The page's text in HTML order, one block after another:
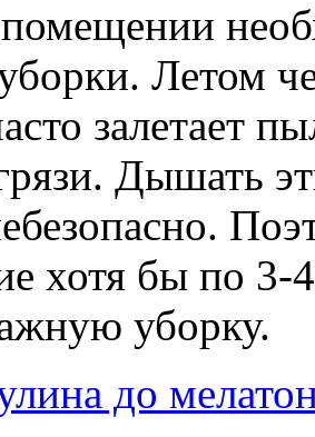
Летом
залетает
Дышать
хотя бы по 3-
уборку.
до